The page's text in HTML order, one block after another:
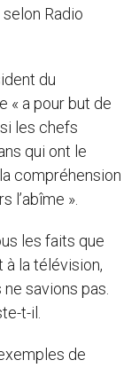
Radio
du
« a pour but de
les chefs
qui ont le
compréhension
l’abîme ».
les faits que
à la télévision,
savions pas.
t-il.
de